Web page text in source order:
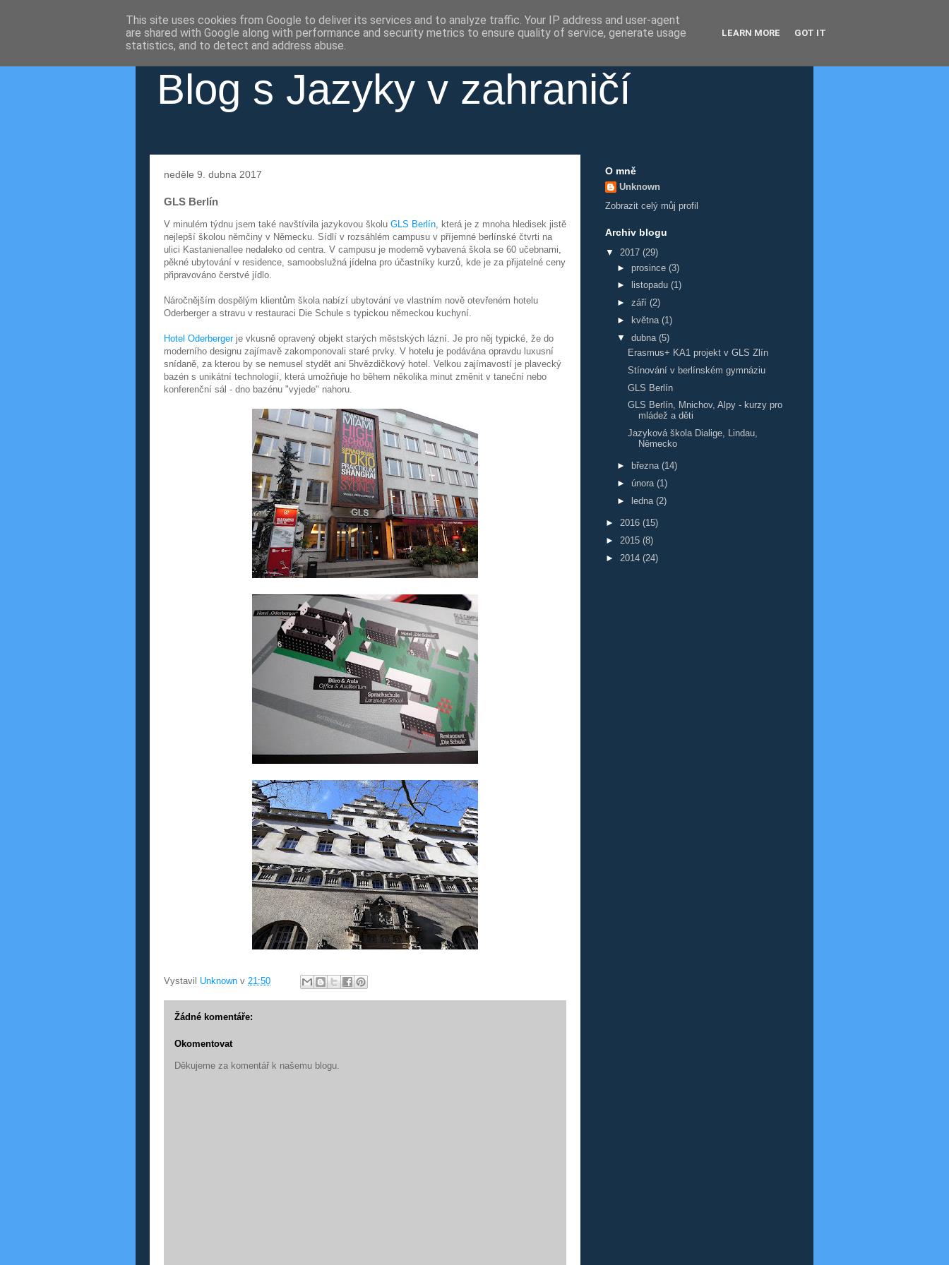
Blog s Jazyky v zahraničí
neděle 9. dubna 2017
GLS Berlín
V minulém týdnu jsem také navštívila jazykovou školu GLS Berlín, která je z mnoha hledisek jistě
nejlepší školou němčiny v Německu. Sídlí v rozsáhlém campusu v příjemné berlínské čtvrti na
ulici Kastanienallee nedaleko od centra. V campusu je moderně vybavená škola se 60 učebnami,
pěkné ubytování v residence, samoobslužná jídelna pro účastníky kurzů, kde je za přijatelné ceny
připravováno čerstvé jídlo.
Náročnějším dospělým klientům škola nabízí ubytování ve vlastním nově otevřeném hotelu
Oderberger a stravu v restauraci Die Schule s typickou německou kuchyní.
Hotel Oderbergerje vkusně opravený objekt starých městských lázní. Je pro něj typické, že do
moderního designu zajímavě zakomponovali staré prvky. V hotelu je podávána opravdu luxusní
snídaně, za kterou by se nemusel stydět ani 5hvězdičkový hotel. Velkou zajímavostí je plavecký
bazén s unikátní technologií, která umožňuje ho během několika minut změnit v taneční nebo
konferenční sál - dno bazénu "vyjede" nahoru.
Vystavil Unknown v 21:50
Žádné komentáře:
Okomentovat
Děkujeme za komentář k našemu blogu.
O mně
Unknown
Zobrazit celý můj profil
Archiv blogu
▼ 2017 (29)
► prosince (3)
►
listopadu (1)
► září (2)
►
května (1)
▼ dubna (5)
Erasmus+ KA1 projekt v GLS Zlín
Stínování v berlínském gymnáziu
GLS Berlín
GLS Berlín, Mnichov, Alpy - kurzy pro
mládež a děti
Jazyková škola Dialige, Lindau,
Německo
► března (14)
► února (1)
►
ledna (2)
► 2016 (15)
► 2015 (8)
► 2014 (24)
This site uses cookies from Google to deliver its services and to analyze traffic. Your IP address and user-agent
are shared with Google along with performance and security metrics to ensure quality of service, generate usage
statistics, and to detect and address abuse.
LEARN MORE GOT IT